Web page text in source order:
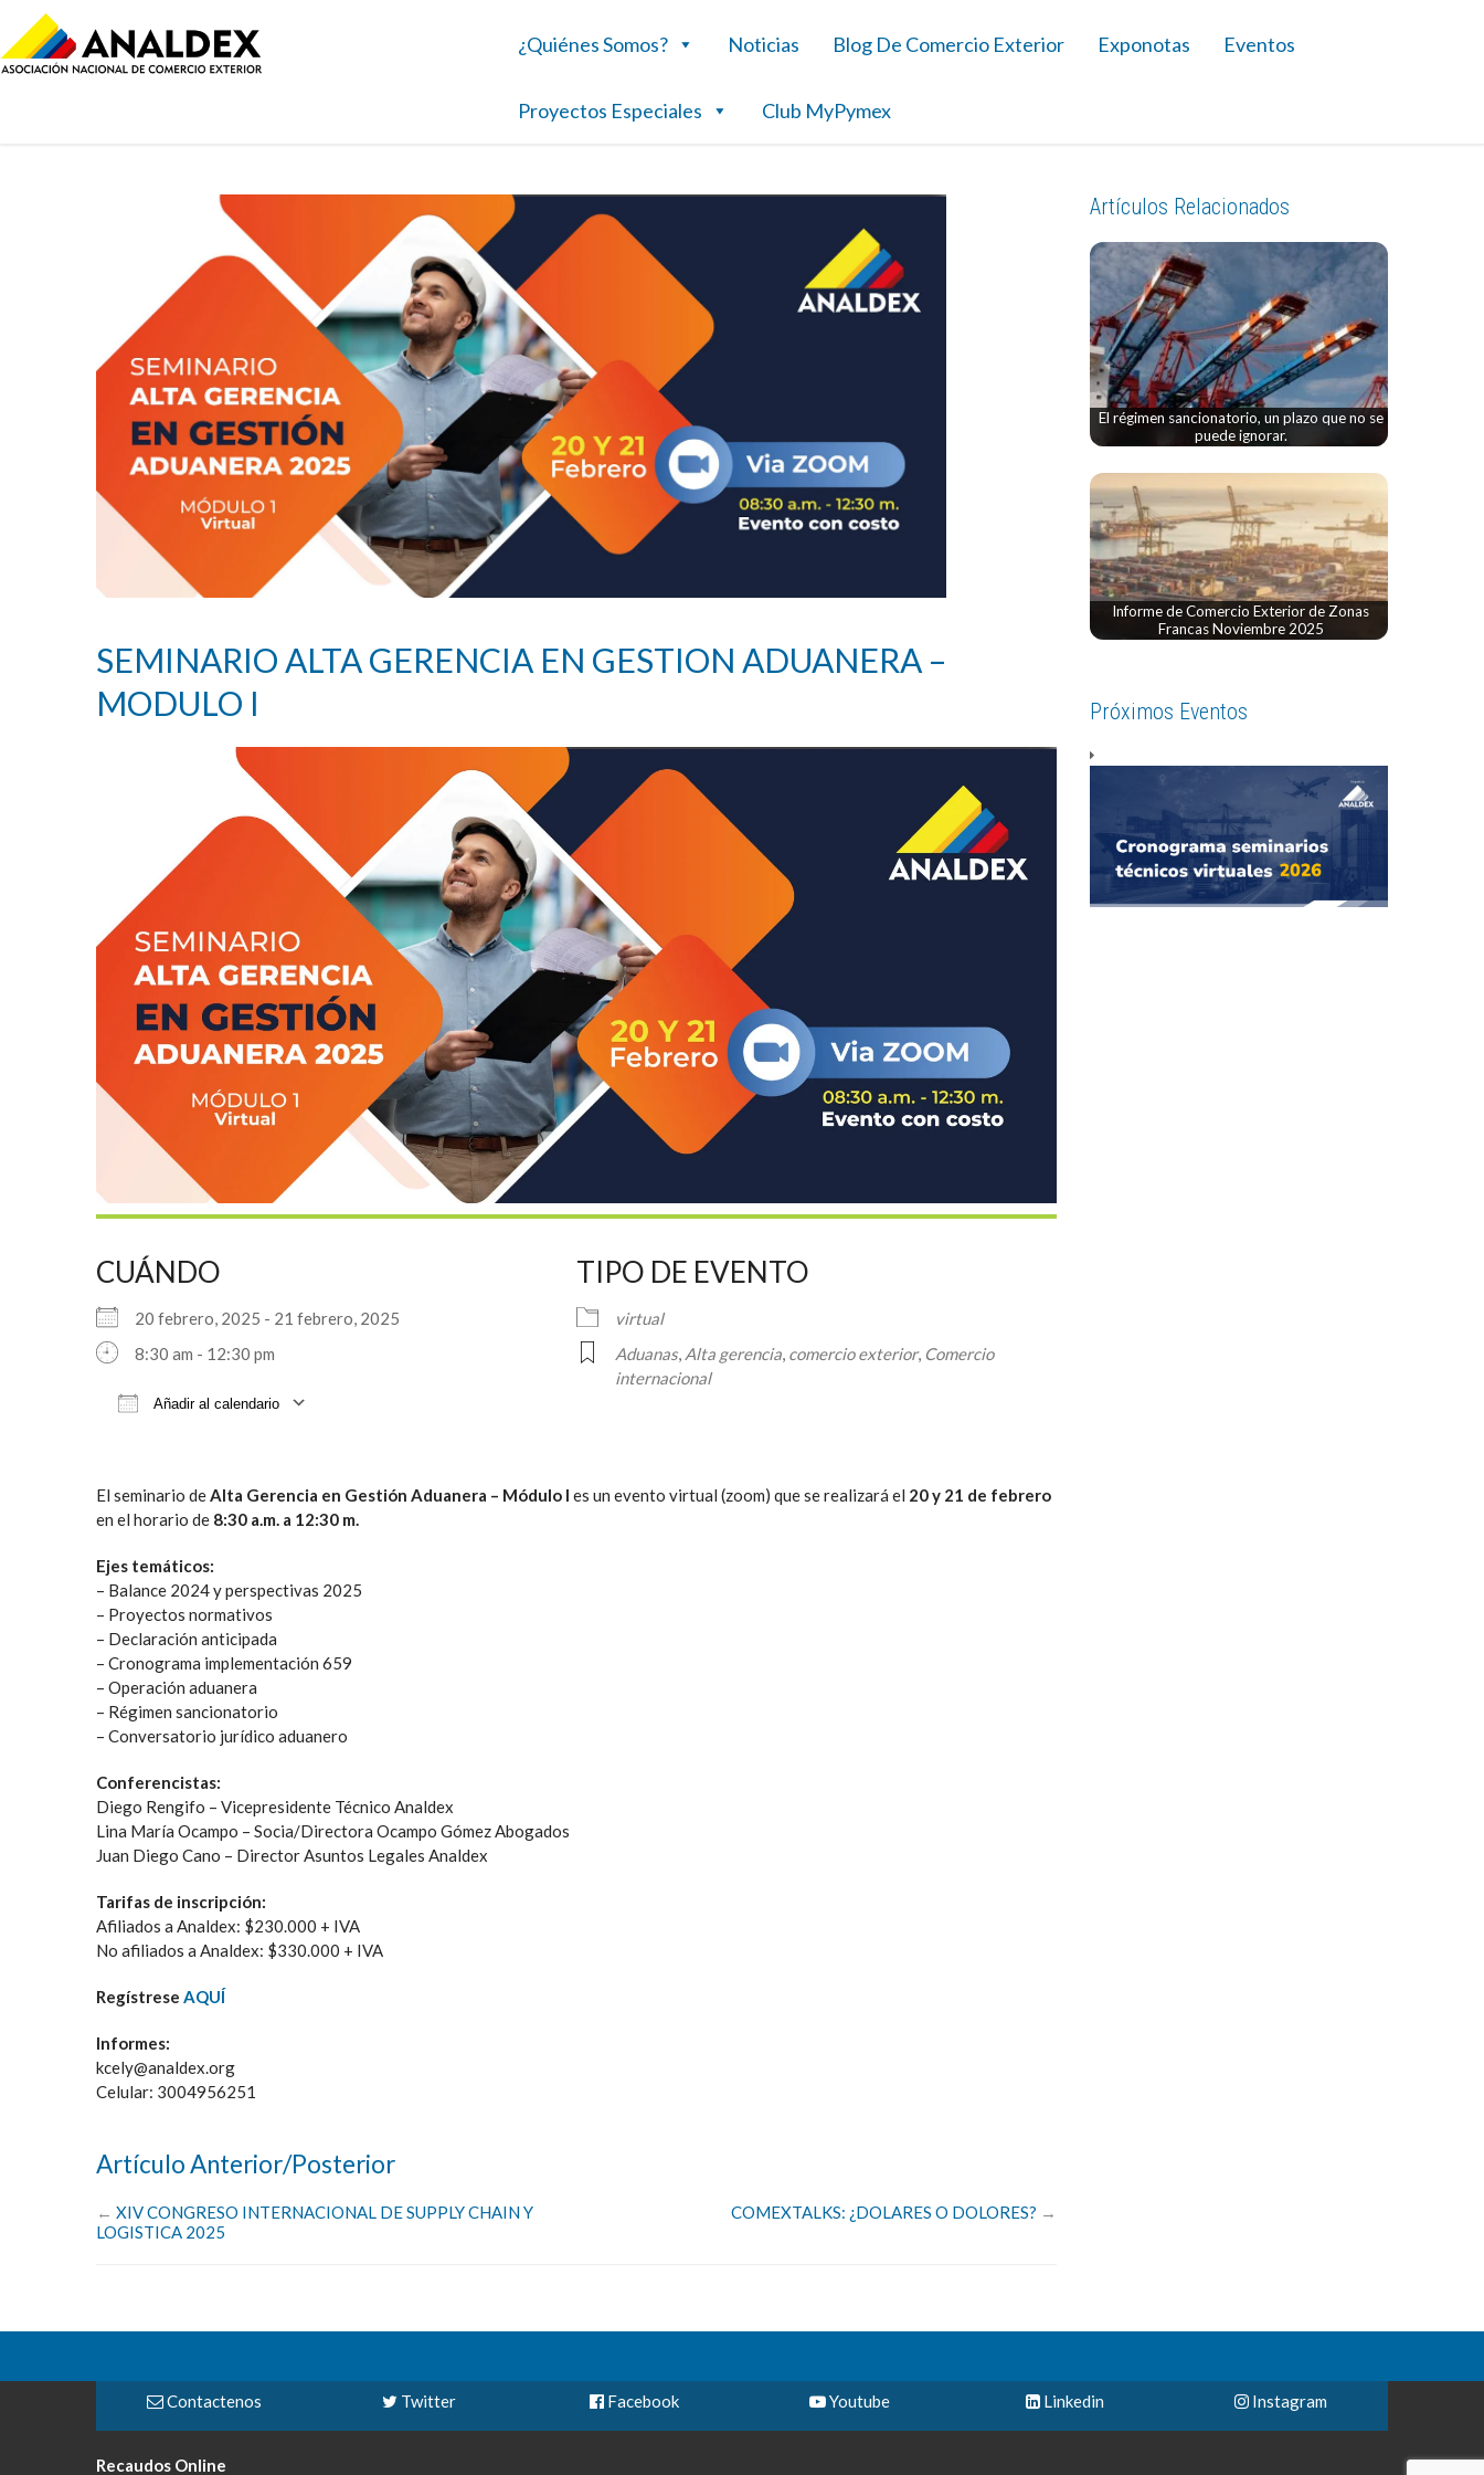
¿Quiénes Somos? Noticias Blog De Comercio Exterior Exponotas Eventos
Proyectos Especiales Club MyPymex
SEMINARIO ALTA GERENCIA EN GESTION ADUANERA –
MODULO I
CUÁNDO
20 febrero, 2025 - 21 febrero, 2025
8:30 am - 12:30 pm
Añadir al calendario
TIPO DE EVENTO
virtual
Aduanas, Alta gerencia, comercio exterior, Comercio
internacional
El seminario deAlta Gerencia en Gestión Aduanera – Módulo I es un evento virtual (zoom) que se realizará el 20 y 21 de febrero
en el horario de 8:30 a.m. a 12:30 m.
Ejes temáticos:
– Balance 2024 y perspectivas 2025
– Proyectos normativos
– Declaración anticipada
– Cronograma implementación 659
– Operación aduanera
– Régimen sancionatorio
– Conversatorio jurídico aduanero
Conferencistas:
Diego Rengifo – Vicepresidente Técnico Analdex
Lina María Ocampo – Socia/Directora Ocampo Gómez Abogados
Juan Diego Cano – Director Asuntos Legales Analdex
Tarifas de inscripción:
Afiliados a Analdex: $230.000 + IVA
No afiliados a Analdex: $330.000 + IVA
Regístrese AQUÍ
Informes:
kcely@analdex.org
Celular: 3004956251
Artículo Anterior/Posterior
← XIV CONGRESO INTERNACIONAL DE SUPPLY CHAIN Y
LOGISTICA 2025
COMEXTALKS: ¿DOLARES O DOLORES? →
Artículos Relacionados
El régimen sancionatorio, un plazo que no se
puede ignorar.
Informe de Comercio Exterior de Zonas
Francas Noviembre 2025
Próximos Eventos
Contactenos Twitter Facebook Youtube Linkedin Instagram
Recaudos Online